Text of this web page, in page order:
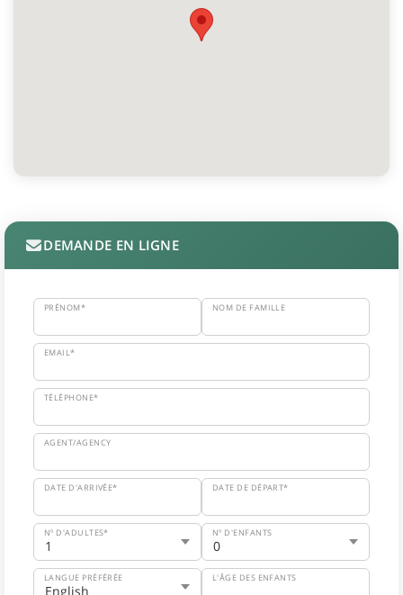
DEMANDE EN LIGNE
PRÉNOM* NOM DE FAMILLE
EMAIL*
TÉLÉPHONE*
AGENT/AGENCY
DATE D'ARRIVÉE* DATE DE DÉPART*
Nº D'ADULTES* Nº D'ENFANTS
LANGUE PRÉFÉRÉE L'ÂGE DES ENFANTS